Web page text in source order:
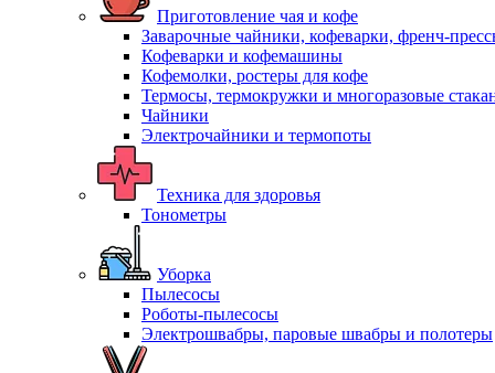
Приготовление чая и кофе
Заварочные чайники, кофеварки, френч-
Кофеварки и кофемашины
Кофемолки, ростеры для кофе
Термосы, термокружки и многоразовые
Чайники
Электрочайники и термопоты
Техника для здоровья
Тонометры
Уборка
Пылесосы
Роботы-пылесосы
Электрошвабры, паровые швабры и полотеры